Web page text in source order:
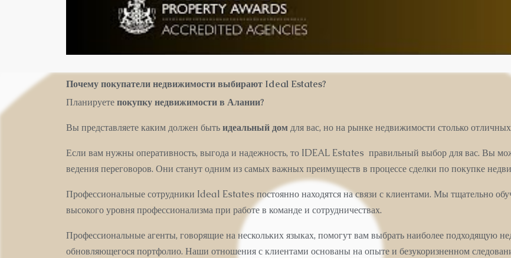
Почему покупатели недвижимости выбирают Ideal Estates?
Планируетепокупку недвижимостив Алании?
Вы представляете каким должен бытьидеальный домдля вас, но на рынке недвижимости столько
Если вам нужны оперативность, выгода и надежность, то IDEAL Estates правильный выбор для вас. Вы
ведения переговоров. Они станут одним из самых важных преимуществ в процессе сделки по покупке
Профессиональные сотрудники Ideal Estates постоянно находятся на связи с клиентами. Мы тщательно
высокого уровня профессионализма при работе в команде и сотрудничествах.
Профессиональные агенты, говорящие на нескольких языках, помогут вам выбрать наиболее подходящую
обновляющегося портфолио. Наши отношения с клиентами основаны на опыте и безукоризненном